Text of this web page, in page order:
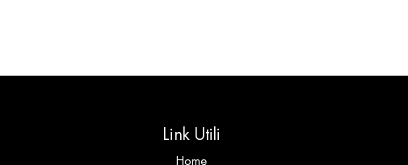
Link Utili
Home